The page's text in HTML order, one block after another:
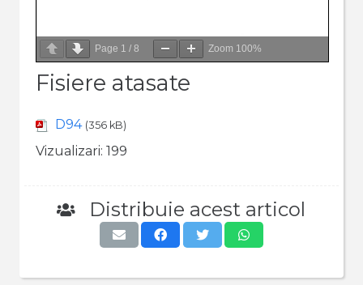
Page 1 / 8 Zoom 100%
Fisiere atasate
D94 (356 kB)
Vizualizari: 199
Distribuie acest articol